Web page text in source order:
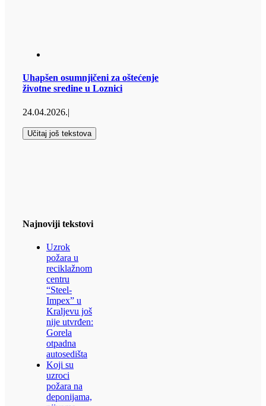
Uhapšen osumnjičeni za oštećenje
životne sredine u Loznici
24.04.2026.|
Učitaj još tekstova
Najnoviji tekstovi
Uzrok
požara u
reciklažnom
centru
“Steel-
Impex” u
Kraljevu još
nije utvrđen:
Gorela
otpadna
autosedišta
Koji su
uzroci
požara na
deponijama,